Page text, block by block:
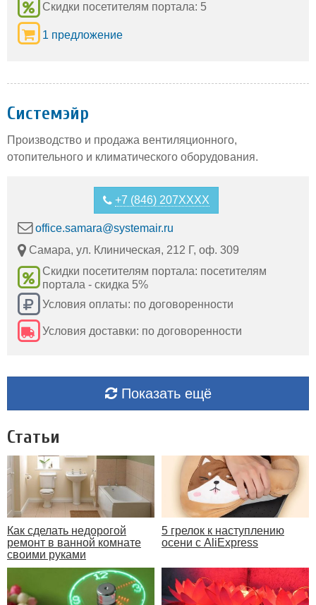
Скидки посетителям портала: 5
1 предложение
Системэйр
Производство и продажа вентиляционного,
отопительного и климатического оборудования.
+7 (846) 207XXXX
office.samara@systemair.ru
Самара, ул. Клиническая, 212 Г, оф. 309
Скидки посетителям портала: посетителям
портала - скидка 5%
Условия оплаты: по договоренности
Условия доставки: по договоренности
Показать ещё
Статьи
Как сделать недорогой
ремонт в ванной комнате
своими руками
5 грелок к наступлению
осени с AliExpress